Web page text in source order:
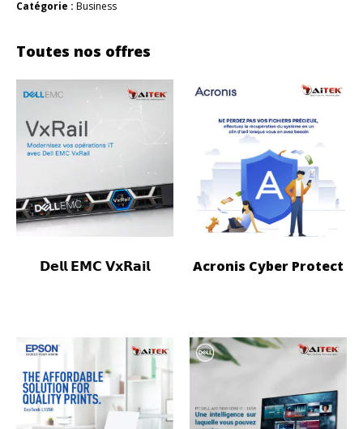
Catégorie : Business
Toutes nos offres
𝗗𝗲𝗹𝗹 𝗘𝗠𝗖 𝗩𝘅𝗥𝗮𝗶𝗹 Acronis Cyber Protect